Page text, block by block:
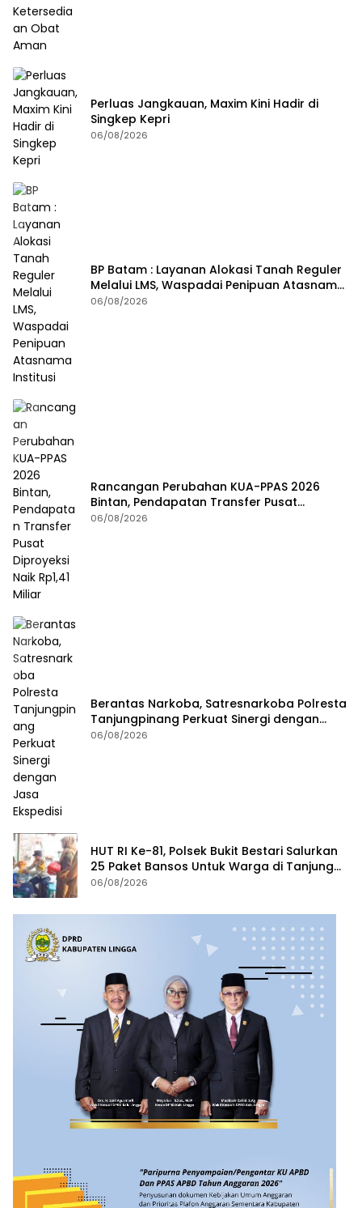
Perluas Jangkauan, Maxim Kini Hadir di
Singkep Kepri
06/08/2026
BP Batam : Layanan Alokasi Tanah Reguler
Melalui LMS, Waspadai Penipuan Atasnama
Institusi
06/08/2026
Rancangan Perubahan KUA-PPAS 2026
Bintan, Pendapatan Transfer Pusat
Diproyeksi Naik Rp1,41 Miliar
06/08/2026
Berantas Narkoba, Satresnarkoba Polresta
Tanjungpinang Perkuat Sinergi dengan
Jasa Ekspedisi
06/08/2026
HUT RI Ke-81, Polsek Bukit Bestari Salurkan
25 Paket Bansos Untuk Warga di Tanjung
Unggat
06/08/2026